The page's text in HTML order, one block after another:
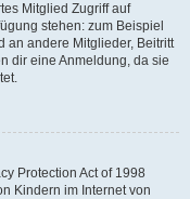
Mitglied Zugriff auf
stehen: zum Beispiel
an andere Mitglieder, Beitritt
dir eine Anmeldung, da sie
Protection Act of 1998
Kindern im Internet von